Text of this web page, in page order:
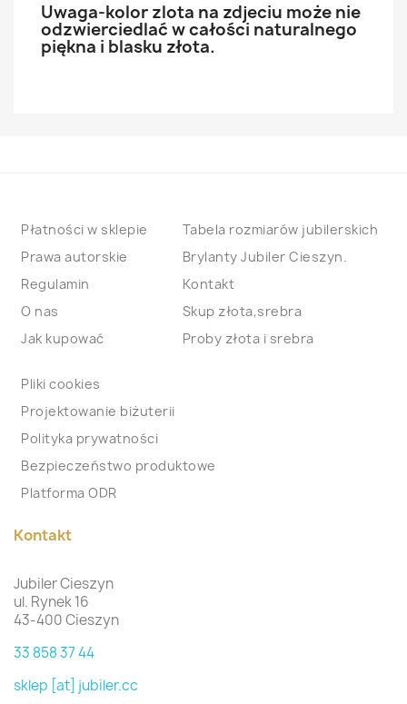
Uwaga-kolor zlota na zdjeciu może nie
odzwierciedlać w całości naturalnego
piękna i blasku złota.
Płatności w sklepie
Prawa autorskie
Regulamin
O nas
Jak kupować
Tabela rozmiarów jubilerskich
Brylanty Jubiler Cieszyn.
Kontakt
Skup złota,srebra
Proby złota i srebra
Pliki cookies
Projektowanie biżuterii
Polityka prywatności
Bezpieczeństwo produktowe
Platforma ODR
Kontakt
Jubiler Cieszyn
ul. Rynek 16
43-400 Cieszyn
33 858 37 44
sklep [at] jubiler.cc